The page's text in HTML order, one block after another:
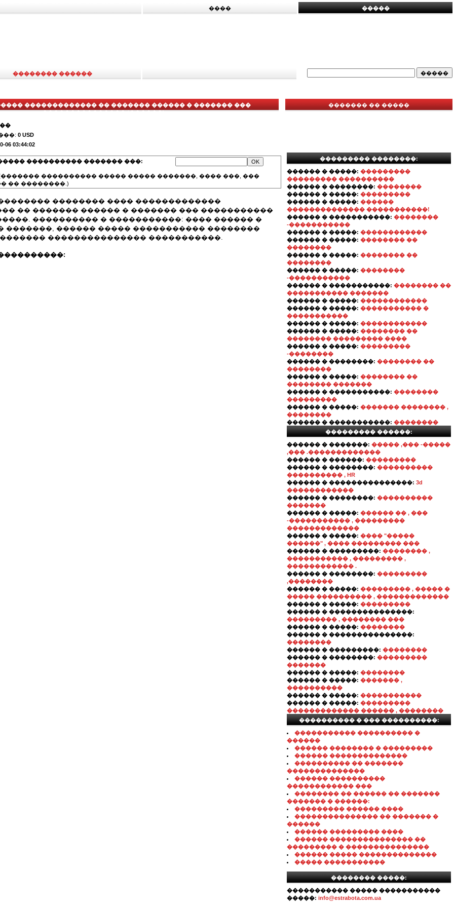
���� �����
�������� ������
������������� �� ������� ������ � ������� ���
��������������� (������)
0 USD
06 03:44:02
���������� ������� ���:
���������� ����� ����� �������, ���� ���, ���
�� ��������.)
�������� ���� �������������
�� ������� ������ � ������� ��� �����������
���������� � �����������: ���� ������ �
�������, ������ ����� ����������� ��������
��������������� �����������.
������� �� �����
��������� ��������:
������ � �����: ���������
��������� ����������
������ � ��������: ��������
������ � �����: ���������
������ � �����: ������
�������������� �����������!
������ � �����������: ��������
-�����������
������ � �����: ������������
������ � �����: �������� ��
��������
������ � �����: �������� ��
��������
������ � �����: ��������
-�����������
������ � �����������: �������� ��
����������� �������
������ � �����: ������������
������ � �����: ����������� �
�����������
������ � �����: ������������
������ � �����: �������� ��
�������� ��������� ����
������ � �����: ���������
-��������
������ � ��������: �������� ��
��������
������ � �����: �������� ��
�������� �������
������ � �����������: ��������
���������
������ � �����: ������� �������� ,
��������
������ � �����������: ��������
��������� ������:
������ � �������: ����� ,��� -�����
,��� .�������������
������ � ������: ���������
������ � ��������: ����������
���������� , HR
������ � ���������������: 3d
������������
������ � ��������: ����������
�������
������ � �����: ������ �� , ���
-����������� , ���������
�������������
������ � �����: ���� "�����
������" , ���� ��������� ���
������ � ���������: �������� ,
����������� , ��������� ,
������������ .
������ � ��������: ���������
,��������
������ � �����: ��������� , ����� �
����� ���������� , �������������
������ � �����: ���������
������ � ���������������:
��������� , �������� ���
������ � �����: ��������
������ � ���������������:
��������
������ � ���������: ��������
������ � ��������: ���������
�������
������ � �����: ��������
������ � �����: ������� ,
����������
������ � �����: �����������
������ � �����: ���������
������������� ������ , ��������
���������� � ��� ����������:
����������� ���������� �
������
������ �������� � ���������
������ ��������������
���������� �� �������
��������������
������ ����������
������������ ���
�������� �� ������ �� �������
������� � ������:
��������� ������ ����
��������������� �� ������� �
������
������ ��������� ����
������ ��������������� ��
��������� � ���������������
������ ����� ��������������
����� �����������
�������� �����:
����������� ����� �����������
�����: info@estrabota.com.ua